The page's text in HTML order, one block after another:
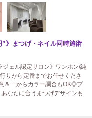
”》まつげ・ネイル同時施術
ジェル認定サロン》ワンホン/純
りから定番までお任せくださ
＆一からカラー調合もOK◎プ
なたに合うまつげデザインも